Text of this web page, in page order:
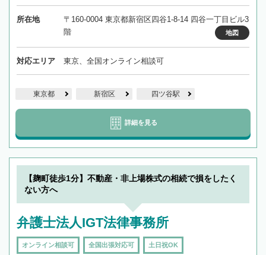
所在地
〒160-0004 東京都新宿区四谷1-8-14 四谷一丁目ビル3
階
地図
対応エリア 東京、全国オンライン相談可
東京都 新宿区 四ツ谷駅
詳細を見る
【麹町徒歩1分】不動産・非上場株式の相続で損をしたく
ない方へ
弁護士法人IGT法律事務所
オンライン相談可 全国出張対応可 土日祝OK